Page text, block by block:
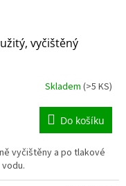
vyčištěný
Skladem (>5 KS)
Do košíku
vyčištěny a po tlakové